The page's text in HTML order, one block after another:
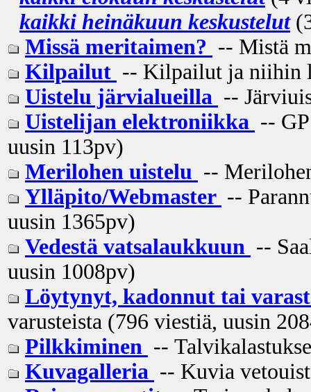
kaikki heinäkuun keskustelut
Missä meritaimen? -- Mistä
Kilpailut -- Kilpailut ja niihin
Uistelu järvialueilla --
Uistelijan elektroniikka --
uusin 113pv)
Merilohen uistelu --
Ylläpito/Webmaster --
uusin 1365pv)
Vedestä vatsalaukkuun --
uusin 1008pv)
Löytynyt, kadonnut tai
varusteista (796 viestiä, uusin
Pilkkiminen --
Kuvagalleria -- Kuvia